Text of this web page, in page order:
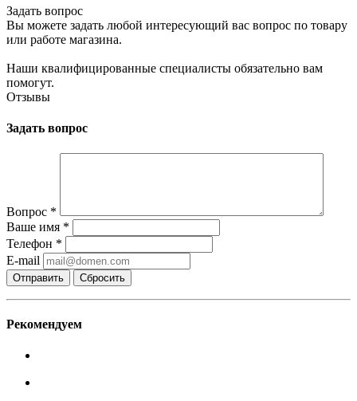
Задать вопрос
Вы можете задать любой интересующий вас вопрос по товару
или работе магазина.
Наши квалифицированные специалисты обязательно вам
помогут.
Отзывы
Задать вопрос
Вопрос *
Ваше имя *
Телефон *
E-mail
Сбросить
Рекомендуем